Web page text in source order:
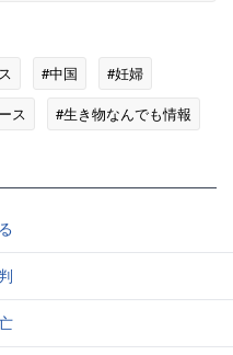
#中国
#妊婦
ス #生き物なんでも情報